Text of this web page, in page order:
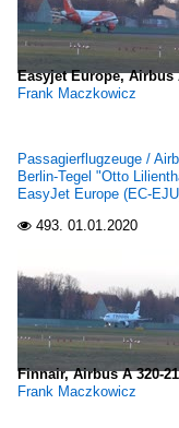
Easyjet Europe, Airbus
Frank Maczkowicz
Passagierflugzeuge /
Berlin-Tegel "Otto
EasyJet Europe (EC-
 493. 01.01.2020
Finnair, Airbus A 320-
Frank Maczkowicz